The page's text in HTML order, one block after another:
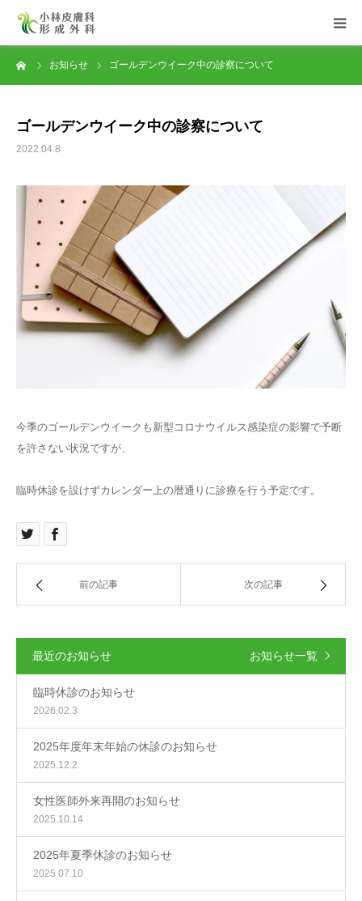
お知らせ ゴールデンウイーク中の診察について
ゴールデンウイーク中の診察について
2022.04.8
今季のゴールデンウイークも新型コロナウイルス感染症の影響で予断
を許さない状況ですが、
臨時休診を設けずカレンダー上の暦通りに診療を行う予定です。
前の記事 次の記事
最近のお知らせ お知らせ一覧
臨時休診のお知らせ
2026.02.3
2025年度年末年始の休診のお知らせ
2025.12.2
女性医師外来再開のお知らせ
2025.10.14
2025年夏季休診のお知らせ
2025.07.10
HOME
皮膚科
形成外科
よくある質問
医院紹介・アクセス
問い合わせ